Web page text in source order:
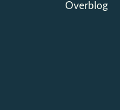
Overblog